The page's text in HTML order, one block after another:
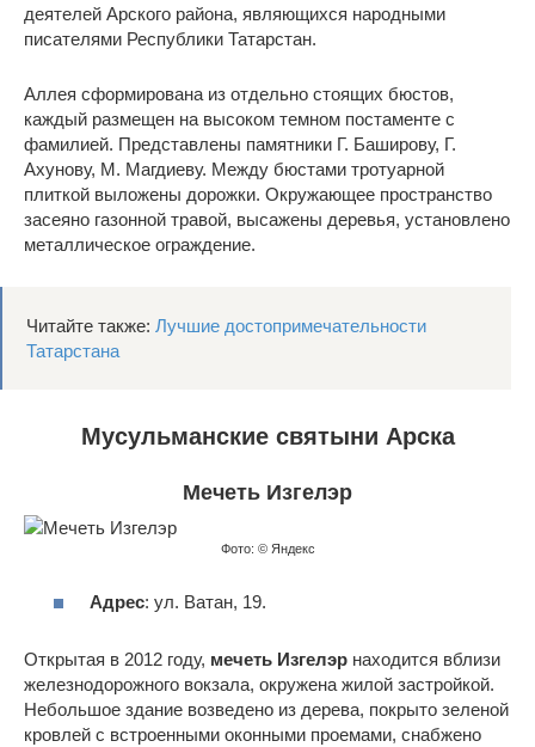
деятелей Арского района, являющихся народными
писателями Республики Татарстан.
Аллея сформирована из отдельно стоящих бюстов,
каждый размещен на высоком темном постаменте с
фамилией. Представлены памятники Г. Баширову, Г.
Ахунову, М. Магдиеву. Между бюстами тротуарной
плиткой выложены дорожки. Окружающее пространство
засеяно газонной травой, высажены деревья, установлено
металлическое ограждение.
Читайте также: Лучшие достопримечательности
Татарстана
Мусульманские святыни Арска
Мечеть Изгелэр
Фото: © Яндекс
Адрес: ул. Ватан, 19.
Открытая в 2012 году, мечеть Изгелэр находится вблизи
железнодорожного вокзала, окружена жилой застройкой.
Небольшое здание возведено из дерева, покрыто зеленой
кровлей с встроенными оконными проемами, снабжено